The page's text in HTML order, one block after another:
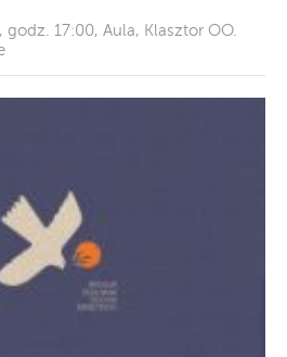
godz. 17:00, Aula, Klasztor OO.